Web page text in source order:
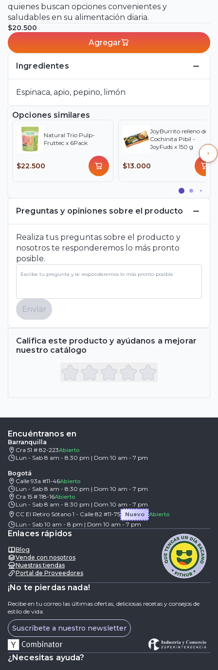
quienes buscan opciones convenientes y
saludables en su alimentación diaria.
$20.500
Agregar
Ingredientes
Espinaca, apio, pepino, limón
Opciones similares
Natural Trio Pulp-
Fruttec x 6Pack
$22.500
JoyBurrito relleno de
Cochinita Pibil -
JoyFuds x 150 g
$13.000
Preguntas y opiniones sobre el producto
Realiza tus preguntas sobre el producto y
nosotros te responderemos lo más pronto
posible.
Enviar
Califica este producto y ayúdanos a mejorar
nuestro catálogo
Encuéntranos en
Barranquilla
Cra 51 # 82-223Abierto
Lun - Sab 8 am - 8:30 pm | Dom 10 am - 7 pm
Bogotá
Calle 93a #11-46Abierto
Lun - Sab 8 am - 8:30 pm | Dom 10 am - 7 pm
Cra 15 # 118-16Abierto
Lun - Sab 8 am - 8:30 pm | Dom 10 am - 7 pm
CC El Retiro Sótano 1 - Calle 82 #11-75
Nuevo Abierto
Lun - Sab 10 am - 8 pm | Dom 10 am - 7 pm
Enlaces rápidos
Blog
Vende con nosotros
Nuestras tiendas
Portal de Proveedores
¡No te pierdas nada!
Recibe en tu correo las últimas ofertas, deliciosas recetas y consejos de
estilo de vida.
Suscríbete a nuestro newsletter
¿Necesitas ayuda?